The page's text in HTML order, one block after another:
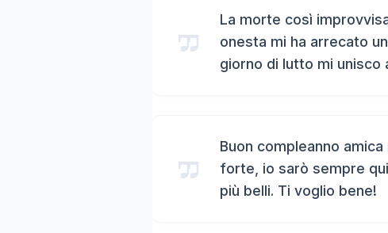
La morte così
onesta mi ha arrecato
giorno di lutto mi unisco
Buon compleanno
forte, io sarò sempre
più belli. Ti voglio bene!